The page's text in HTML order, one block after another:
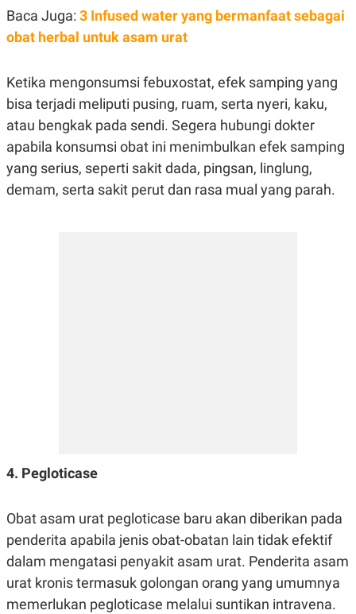
Baca Juga: 3 Infused water yang bermanfaat sebagai
obat herbal untuk asam urat
Ketika mengonsumsi febuxostat, efek samping yang
bisa terjadi meliputi pusing, ruam, serta nyeri, kaku,
atau bengkak pada sendi. Segera hubungi dokter
apabila konsumsi obat ini menimbulkan efek samping
yang serius, seperti sakit dada, pingsan, linglung,
demam, serta sakit perut dan rasa mual yang parah.
4. Pegloticase
Obat asam urat pegloticase baru akan diberikan pada
penderita apabila jenis obat-obatan lain tidak efektif
dalam mengatasi penyakit asam urat. Penderita asam
urat kronis termasuk golongan orang yang umumnya
memerlukan pegloticase melalui suntikan intravena.